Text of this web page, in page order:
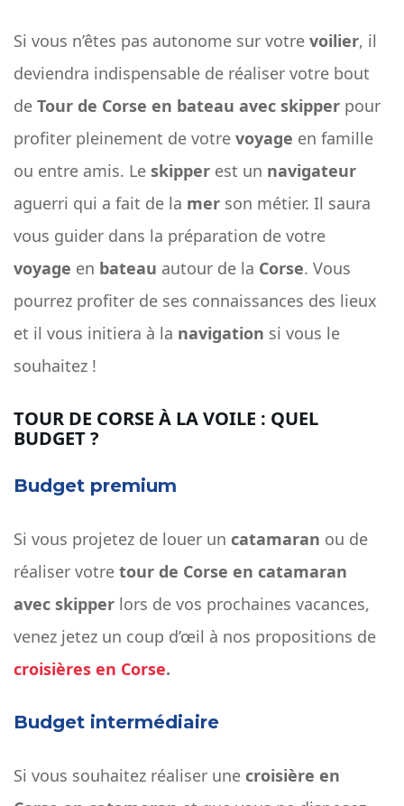
Si vous n’êtes pas autonome sur votre voilier, il
deviendra indispensable de réaliser votre bout
de Tour de Corse en bateau avec skipper pour
profiter pleinement de votre voyage en famille
ou entre amis. Le skipper est un navigateur
aguerri qui a fait de la mer son métier. Il saura
vous guider dans la préparation de votre
voyage en bateau autour de la Corse. Vous
pourrez profiter de ses connaissances des lieux
et il vous initiera à la navigation si vous le
souhaitez !
TOUR DE CORSE À LA VOILE : QUEL
BUDGET ?
Budget premium
Si vous projetez de louer un catamaran ou de
réaliser votre tour de Corse en catamaran
avec skipper lors de vos prochaines vacances,
venez jetez un coup d’œil à nos propositions de
croisières en Corse.
Budget intermédiaire
Si vous souhaitez réaliser une croisière en